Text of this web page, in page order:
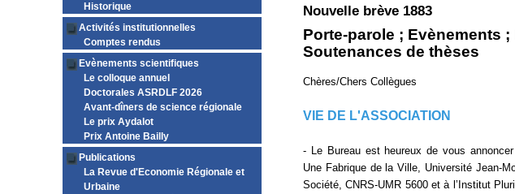
Historique
Activités institutionnelles
Comptes rendus
Evènements scientifiques
Le colloque annuel
Doctorales ASRDLF 2026
Avant-dîners de science régionale
Le prix Aydalot
Prix Antoine Bailly
Publications
La Revue d'Economie Régionale et
Urbaine
Nouvelle brève 1883
Porte-parole ; Evènements
Soutenances de thèses
Chères/Chers Collègues
VIE DE L'ASSOCIATION
- Le Bureau est heureux de vous
Une Fabrique de la Ville, Université Jean-
Société, CNRS-UMR 5600 et à l’Institut